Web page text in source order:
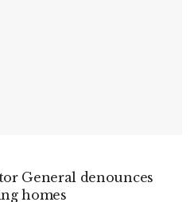
General denounces
homes